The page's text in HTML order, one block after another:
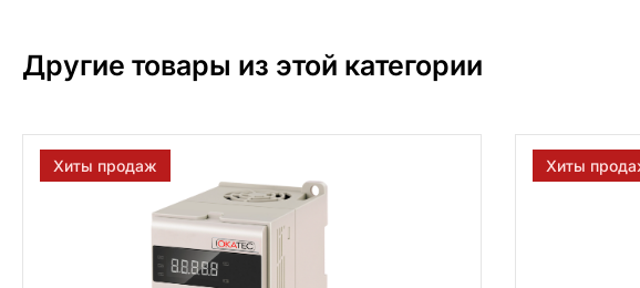
Другие товары из этой категории
Хиты продаж Хиты